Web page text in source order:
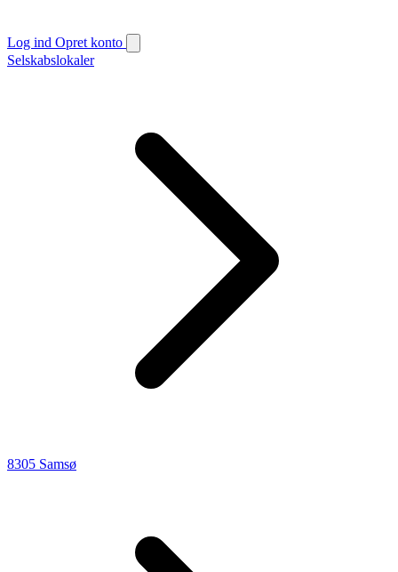
Log ind Opret konto
Selskabslokaler
8305 Samsø